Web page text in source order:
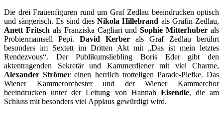
Die drei Frauenfiguren rund um Graf Zedlau beeindrucken optisch
und sängerisch. Es sind diesNikola Hillebrand als Gräfin Zedlau,
Anett Fritsch als Franziska Cagliari undSophie Mitterhuber als
Probiermamsell Pepi. David Kerber als Graf Zedlau berührt
besonders im Sextett im Dritten Akt mit „Das ist mein letztes
Rendezvous“. Der Publikumsliebling Boris Eder gibt den
aktentragenden Sekretär und Kammerdiener mit viel Charme,
Alexander Strömer einen herrlich trotteligen Parade-Piefke. Das
Wiener Kammerorchester und der Wiener Kammerchor
beeindrucken unter der Leitung von Hannah Eisendle, die am
Schluss mit besonders viel Applaus gewürdigt wird.